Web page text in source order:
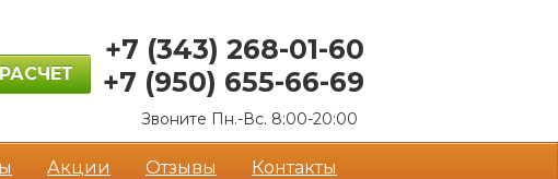
Звоните Пн.-Вс. 8:00-20:00
+7 (343) 268-01-60
+7 (950) 655-66-69
Акции Отзывы Контакты